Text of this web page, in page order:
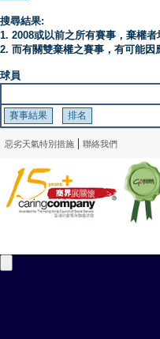
搜尋結果:
1. 2008或以前之所有賽事，棄權者
2. 而有關雙棄權之賽事，有可能
球員